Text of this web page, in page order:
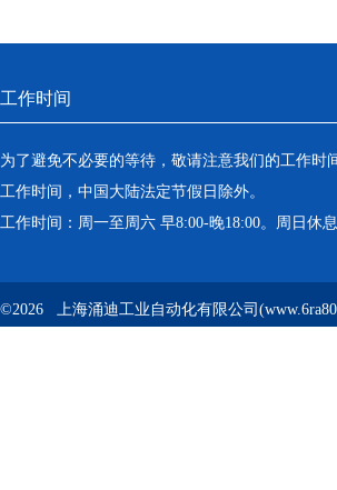
工作时间
为了避免不必要的等待，敬请注意我们的工作时
工作时间，中国大陆法定节假日除外。
工作时间：周一至周六 早8:00-晚18:00。周日休息
©2026 上海涌迪工业自动化有限公司